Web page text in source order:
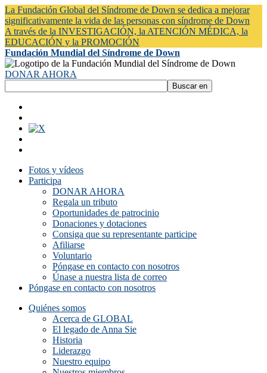
La Fundación Global del Síndrome de Down se dedica a mejorar
significativamente la vida de las personas con síndrome de Down
A través de la INVESTIGACIÓN, la ATENCIÓN MÉDICA, la
EDUCACIÓN y la PROMOCIÓN
Fundación Mundial del Síndrome de Down
DONAR AHORA
Fotos y vídeos
Participa
DONAR AHORA
Regala un tributo
Oportunidades de patrocinio
Donaciones y dotaciones
Consiga que su representante participe
Afiliarse
Voluntario
Póngase en contacto con nosotros
Únase a nuestra lista de correo
Póngase en contacto con nosotros
Quiénes somos
Acerca de GLOBAL
El legado de Anna Sie
Historia
Liderazgo
Nuestro equipo